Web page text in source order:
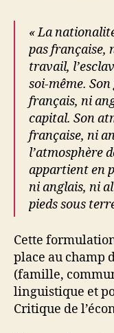
« La
pas française,
travail,
soi-même.
français, ni
capital. Son
française, ni
l’atmosphère
appartient en
ni anglais, ni
pieds sous
Cette
place au champ
(famille,
linguistique et
Critique de